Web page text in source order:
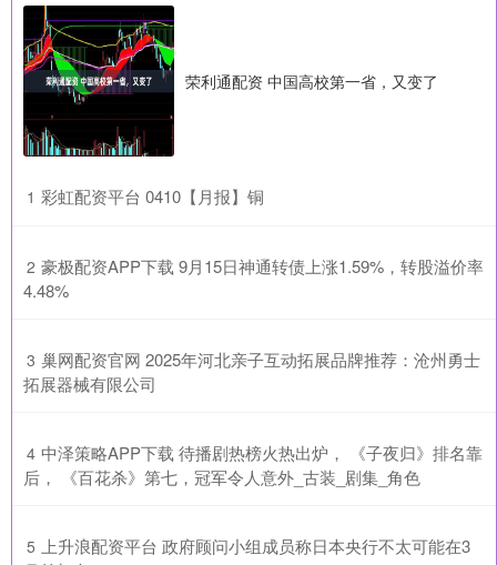
荣利通配资 中国高校第一省，又变了
1 ​彩虹配资平台 0410【月报】铜
2 ​豪极配资APP下载 9月15日神通转债上涨1.59%，转股溢价率
4.48%
3 ​巢网配资官网 2025年河北亲子互动拓展品牌推荐：沧州勇士
拓展器械有限公司
4 ​中泽策略APP下载 待播剧热榜火热出炉， 《子夜归》排名靠
后， 《百花杀》第七，冠军令人意外_古装_剧集_角色
5 ​上升浪配资平台 政府顾问小组成员称日本央行不太可能在3